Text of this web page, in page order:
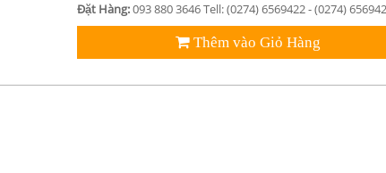
Đặt Hàng:093 880 3646 Tell: (0274) 6569422 - (0274)
Thêm vào Giỏ Hàng